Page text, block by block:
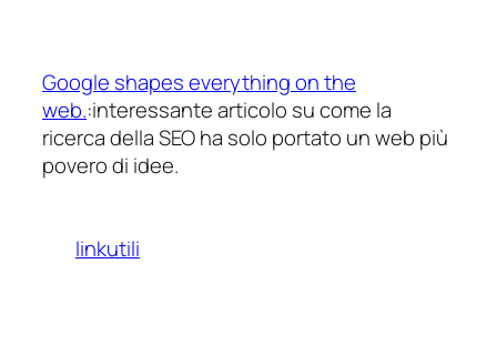
Google shapes everything on the
web.:interessante articolo su come la
ricerca della SEO ha solo portato un web più
povero di idee.
linkutili